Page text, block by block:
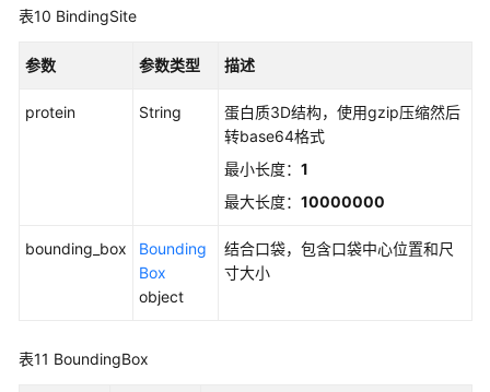
统
限
表10 BindingSite
参数 参数类型 描述
protein String
蛋白质3D结构，使用gzip压缩然后
转base64格式
最小长度： 1
最大长度： 10000000
bounding_box
Bounding
Box
object
结合口袋，包含口袋中心位置和尺
寸大小
表11 BoundingBox